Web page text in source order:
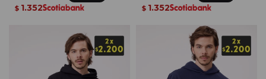
$ 1.352 $ 1.352